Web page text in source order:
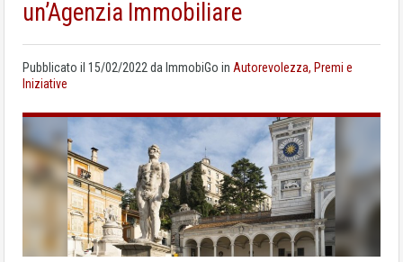
un’Agenzia Immobiliare
Pubblicato il 15/02/2022 da ImmobiGo in Autorevolezza, Premi e
Iniziative